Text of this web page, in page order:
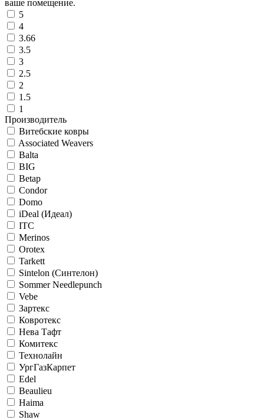
ваше помещение.
5
4
3.66
3.5
3
2.5
2
1.5
1
Производитель
Витебские ковры
Associated Weavers
Balta
BIG
Betap
Condor
Domo
iDeal (Идеал)
ITC
Merinos
Orotex
Tarkett
Sintelon (Синтелон)
Sommer Needlepunch
Vebe
Зартекс
Ковротекс
Нева Тафт
Комитекс
Технолайн
УргГазКарпет
Edel
Beaulieu
Haima
Shaw